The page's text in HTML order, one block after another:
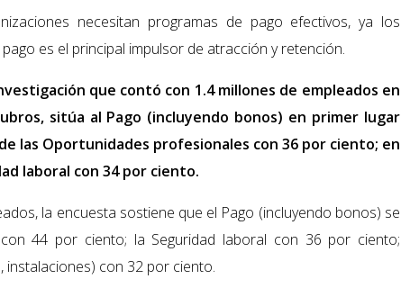
necesitan programas de pago efectivos, ya los
es el principal impulsor de atracción y retención.
que contó con 1.4 millones de empleados en
sitúa al Pago (incluyendo bonos) en primer lugar
las Oportunidades profesionales con 36 por ciento; en
laboral con 34 por ciento.
la encuesta sostiene que el Pago (incluyendo bonos) se
44 por ciento; la Seguridad laboral con 36 por ciento;
con 32 por ciento.